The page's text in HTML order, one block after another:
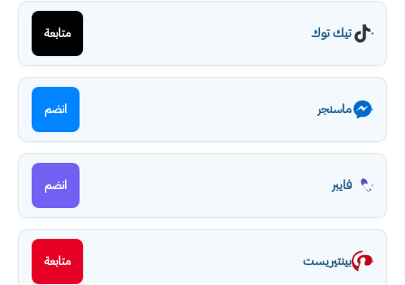
تيك توك متابعة
ماسنجر انضم
فايبر انضم
بينتيريست متابعة